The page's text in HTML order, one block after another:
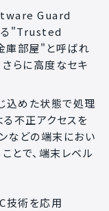
Guard
る"Trusted
部屋"と呼ばれ
らに高度なセキ
込めた状態で処理
不正アクセスを
などの端末におい
とで、端末レベル
技術を応用